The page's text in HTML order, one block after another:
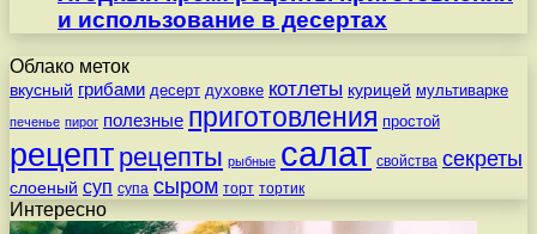
и использование в десертах
Облако меток
вкусный грибами десерт духовке котлеты курицей мультиварке
печенье пирог полезные приготовления простой
рецепт рецепты рыбные салат свойства секреты
слоеный суп супа сыром торт тортик
Интересно